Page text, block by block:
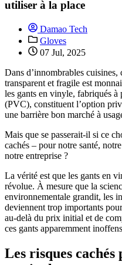
utiliser à la place
Damao Tech
Gloves
07 Jul, 2025
Dans d’innombrables
transparent et fragile est
les gants en vinyle, fabriqués
(PVC), constituent l’option
une barrière bon marché à
Mais que se passerait-il si ce
cachés – pour notre santé,
notre entreprise ?
La vérité est que les gants en
révolue. À mesure que la
environnementale grandit, les
deviennent trop importants
au-delà du prix initial et de
ces gants apparemment
Les risques cachés